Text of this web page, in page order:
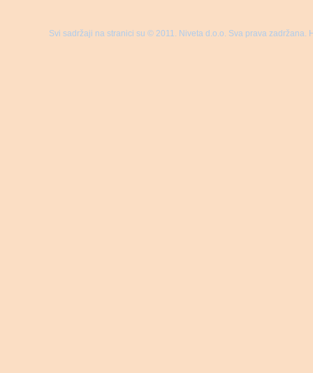
Svi sadržaji na stranici su © 2011. Niveta d.o.o. Sva prava zadržana.